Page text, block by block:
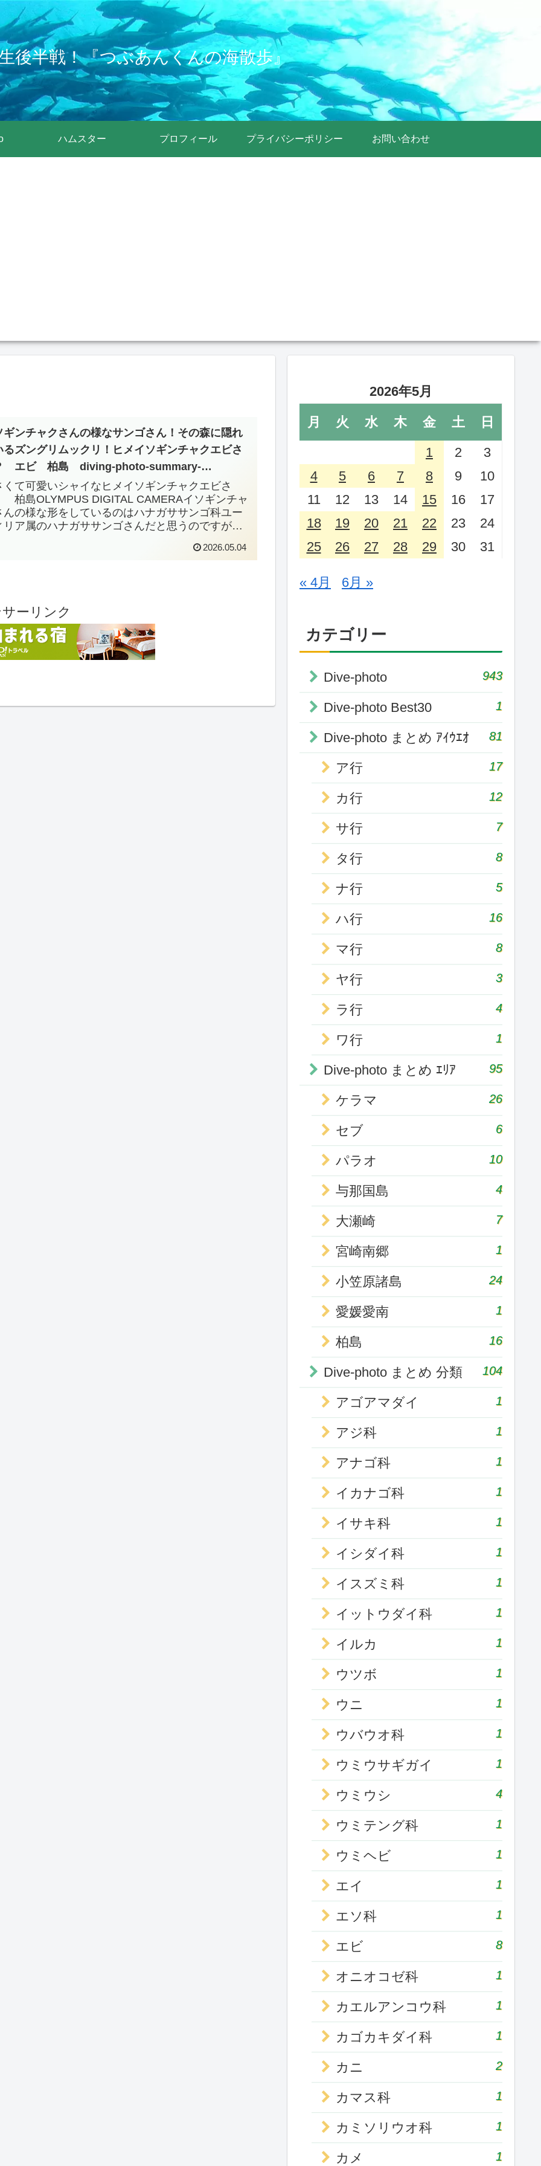
後半戦！『つぶあんくんの海散歩』
ハムスター プロフィール プライバシーポリシー お問い合わせ
ギンチャクさんの様なサンゴさん！その森に隠れ
るズングリムックリ！ヒメイソギンチャクエビさ
エビ 柏島 diving-photo-summary-
くて可愛いシャイなヒメイソギンチャクエビさ
柏島OLYMPUS DIGITAL CAMERAイソギンチャ
んの様な形をしているのはハナガササンゴ科ユー
リア属のハナガササンゴさんだと思うのですがい
2026.05.04
ーリンク
2026年5月
月 火 水 木 金 土
日
1
2
3
4
5 6 7 8 9
10
11
12 13 14 15 16
17
18
19 20 21 22 23
24
25
26 27 28 29 30 31
« 4月 6月 »
カテゴリー
Dive-photo 943
Dive-photo Best30 1
Dive-photo まとめ ｱｲｳｴｵ 81
ア行 17
カ行 12
サ行 7
タ行 8
ナ行 5
ハ行 16
マ行 8
ヤ行 3
ラ行 4
ワ行 1
Dive-photo まとめ ｴﾘｱ 95
ケラマ 26
セブ 6
パラオ 10
与那国島 4
大瀬崎 7
宮崎南郷 1
小笠原諸島 24
愛媛愛南 1
柏島 16
Dive-photo まとめ 分類 104
アゴアマダイ 1
アジ科 1
アナゴ科 1
イカナゴ科 1
イサキ科 1
イシダイ科 1
イスズミ科 1
イットウダイ科 1
イルカ 1
ウツボ 1
ウニ 1
ウバウオ科 1
ウミウサギガイ 1
ウミウシ 4
ウミテング科 1
ウミヘビ 1
エイ 1
エソ科 1
エビ 8
オニオコゼ科 1
カエルアンコウ科 1
カゴカキダイ科 1
カニ 2
カマス科 1
カミソリウオ科 1
カメ 1